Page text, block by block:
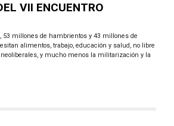
VII ENCUENTRO
53 millones de hambrientos y 43 millones de
alimentos, trabajo, educación y salud, no libre
y mucho menos la militarización y la